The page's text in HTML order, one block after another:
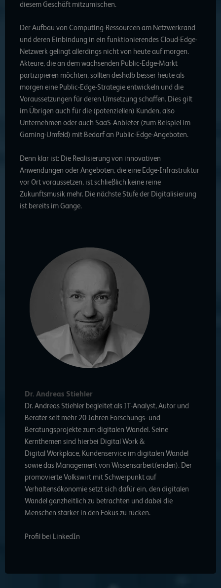
diesem Geschäft mitzumischen.
Der Aufbau von Computing-Ressourcen am Netzwerkrand
und deren Einbindung in ein funktionierendes Cloud-Edge-
Netzwerk gelingt allerdings nicht von heute auf morgen.
Akteure, die an dem wachsenden Public-Edge-Markt
partizipieren möchten, sollten deshalb besser heute als
morgen eine Public-Edge-Strategie entwickeln und die
Voraussetzungen für deren Umsetzung schaffen. Dies gilt
im Übrigen auch für die (potenziellen) Kunden, also
Unternehmen oder auch SaaS-Anbieter (zum Beispiel im
Gaming-Umfeld) mit Bedarf an Public-Edge-Angeboten.
Denn klar ist: Die Realisierung von innovativen
Anwendungen oder Angeboten, die eine Edge-Infrastruktur
vor Ort voraussetzen, ist schließlich keine reine
Zukunftsmusik mehr. Die nächste Stufe der Digitalisierung
ist bereits im Gange.
Dr. Andreas Stiehler
Dr. Andreas Stiehler begleitet als IT-Analyst, Autor und
Berater seit mehr 20 Jahren Forschungs- und
Beratungsprojekte zum digitalen Wandel. Seine
Kernthemen sind hierbei Digital Work &
Digital Workplace, Kundenservice im digitalen Wandel
sowie das Management von Wissensarbeit(enden). Der
promovierte Volkswirt mit Schwerpunkt auf
Verhaltensökonomie setzt sich dafür ein, den digitalen
Wandel ganzheitlich zu betrachten und dabei die
Menschen stärker in den Fokus zu rücken.
Profil bei LinkedIn